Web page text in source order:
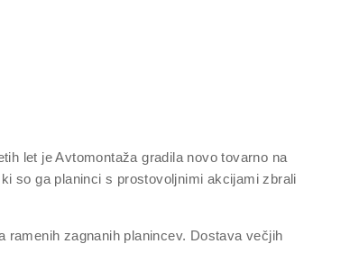
let je Avtomontaža gradila novo tovarno na
so ga planinci s prostovoljnimi akcijami zbrali
zagnanih planincev. Dostava večjih